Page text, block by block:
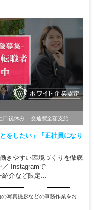
日祝休み 交通費全額支給
をしたい」「正社員になり
きやすい環境づくりを徹底
／ Instagramで
介など限定...
写真撮影などの事務作業をお